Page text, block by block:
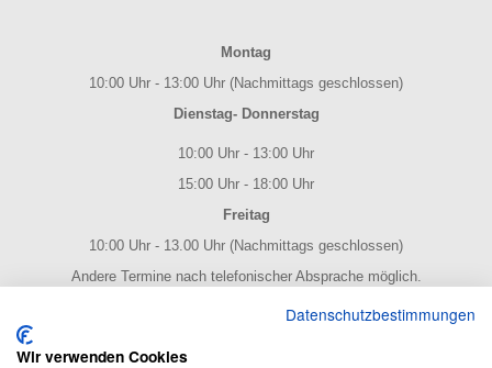
Montag
10:00 Uhr - 13:00 Uhr (Nachmittags geschlossen)
Dienstag- Donnerstag
10:00 Uhr - 13:00 Uhr
15:00 Uhr - 18:00 Uhr
Freitag
10:00 Uhr - 13.00 Uhr (Nachmittags geschlossen)
Andere Termine nach telefonischer Absprache möglich.
NOTENPOST BY ERES EditionDatenschutzbestimmungen
Wir verwenden Cookies